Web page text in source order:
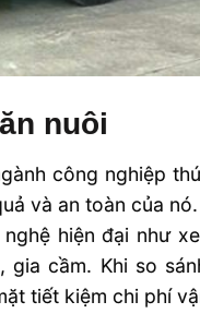
nuôi
công nghiệp
và an toàn của
hiện đại như
cầm. Khi so
tiết kiệm chi phí